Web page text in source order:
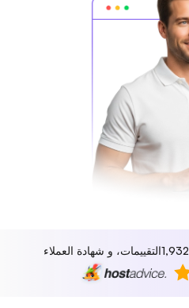
1,932التقييمات، و شهادة العملاء